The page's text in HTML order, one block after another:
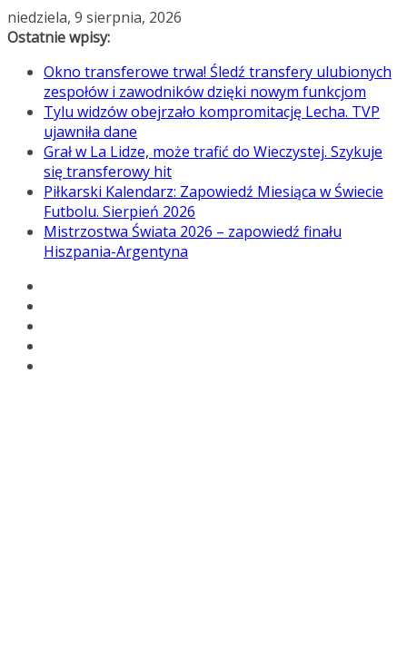
Przejdź
do
niedziela, 9 sierpnia, 2026
Ostatnie wpisy:
Okno transferowe trwa! Śledź transfery ulubionych
zespołów i zawodników dzięki nowym funkcjom
Tylu widzów obejrzało kompromitację Lecha. TVP
ujawniła dane
Grał w La Lidze, może trafić do Wieczystej. Szykuje
się transferowy hit
Piłkarski Kalendarz: Zapowiedź Miesiąca w Świecie
Futbolu. Sierpień 2026
Mistrzostwa Świata 2026 – zapowiedź finału
Hiszpania-Argentyna